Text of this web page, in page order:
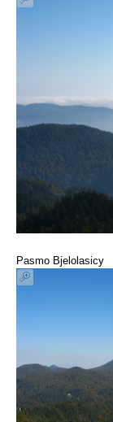
Pasmo Bjelolasicy